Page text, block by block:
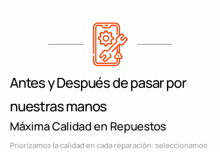
Antes y Después de pasar por
nuestras manos
Máxima Calidad en Repuestos
Priorizamos la calidad en cada reparación: seleccionamos